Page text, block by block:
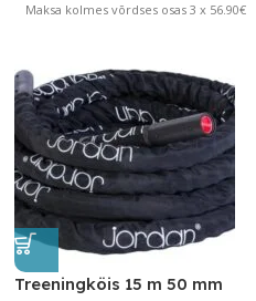
Maksa kolmes võrdses osas 3 x 56.90€
Treeningköis 15 m 50 mm